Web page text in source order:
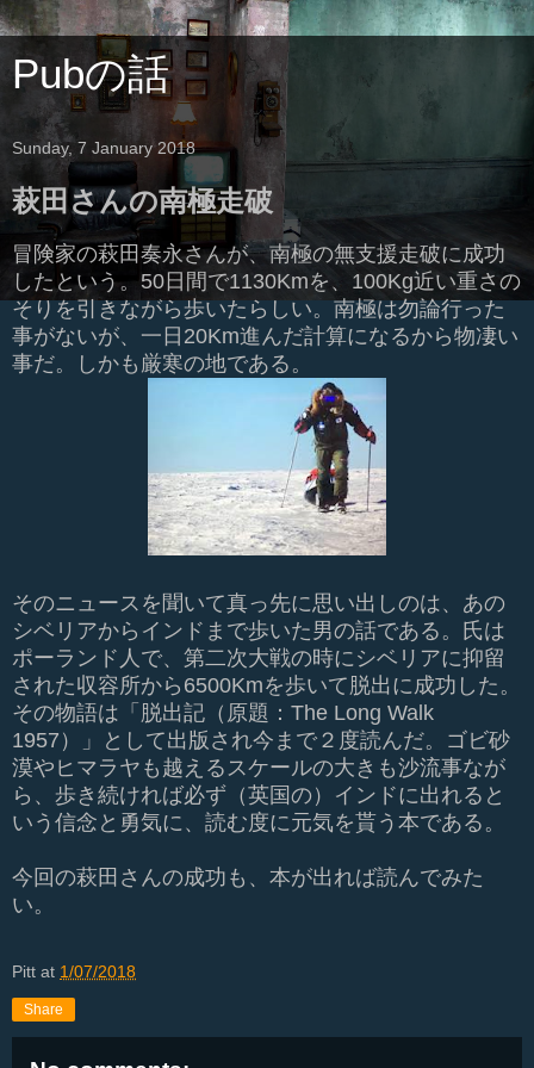
Pubの話
Sunday, 7 January 2018
萩田さんの南極走破
冒険家の萩田奏永さんが、南極の無支援走破に成功
したという。50日間で1130Kmを、100Kg近い重さの
そりを引きながら歩いたらしい。南極は勿論行った
事がないが、一日20Km進んだ計算になるから物凄い
事だ。しかも厳寒の地である。
そのニュースを聞いて真っ先に思い出しのは、あの
シベリアからインドまで歩いた男の話である。氏は
ポーランド人で、第二次大戦の時にシベリアに抑留
された収容所から6500Kmを歩いて脱出に成功した。
その物語は「脱出記（原題：The Long Walk
1957）」として出版され今まで２度読んだ。ゴビ砂
漠やヒマラヤも越えるスケールの大きも沙流事なが
ら、歩き続ければ必ず（英国の）インドに出れると
いう信念と勇気に、読む度に元気を貰う本である。
今回の萩田さんの成功も、本が出れば読んでみた
い。
Pitt at 1/07/2018
Share